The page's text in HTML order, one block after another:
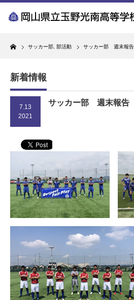
Home
サッカー部 部活動 サッカー部 週末報告
新着情報
7.13
2021
サッカー部 週末報告